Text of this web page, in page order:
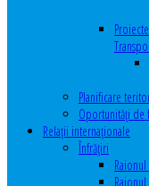
Planificare
Oportunităţi de
Relaţii internaţionale
Înfrăţiri